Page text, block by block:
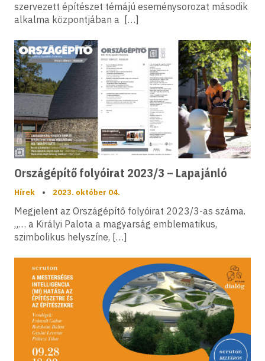
szervezett építészet témájú eseménysorozat második
alkalma központjában a […]
Országépítő folyóirat 2023/3 – Lapajánló
Hírek • 2023. október 04.
Megjelent az Országépítő folyóirat 2023/3-as száma.
„… a Királyi Palota a magyarság emblematikus,
szimbolikus helyszíne, […]